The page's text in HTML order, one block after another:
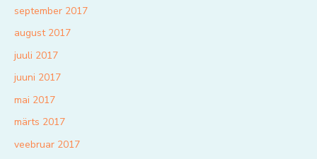
september 2017
august 2017
juuli 2017
juuni 2017
mai 2017
märts 2017
veebruar 2017